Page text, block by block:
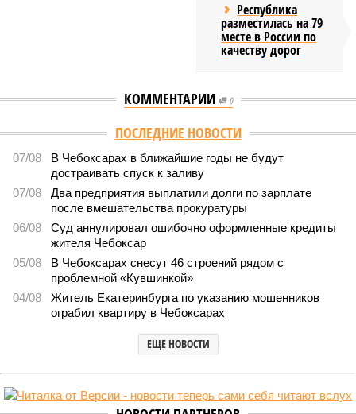
Республика
разместилась на 79
месте в России по
качеству дорог
КОММЕНТАРИИ 0
Версия //Общество //
В регионе учреждены удостоверения мастеров
В регионе учреждены удостоверения мастеров спорта по
борьбе керешу
Заткнуть за пояс
(фото: wikimedia commons/Ilsurikat)
В Чувашской Республике последовательно реализуются меры,
направленные на повышение статуса и институциональное
развитие национальной борьбы на поясах керешу.